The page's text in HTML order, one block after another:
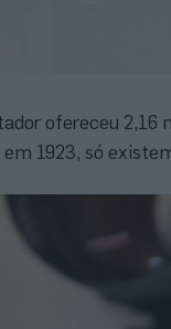
ofereceu 2,16
1923, só